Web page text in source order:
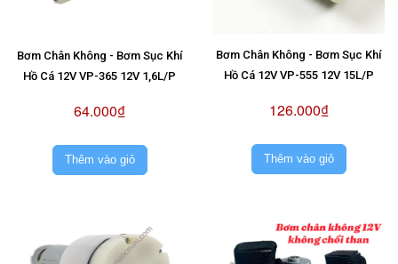
Bơm Chân Không - Bơm Sục Khí
Hồ Cá 12V VP-365 12V 1,6L/P
64.000₫
Thêm vào giỏ
Bơm Chân Không - Bơm Sục Khí
Hồ Cá 12V VP-555 12V 15L/P
126.000₫
Thêm vào giỏ